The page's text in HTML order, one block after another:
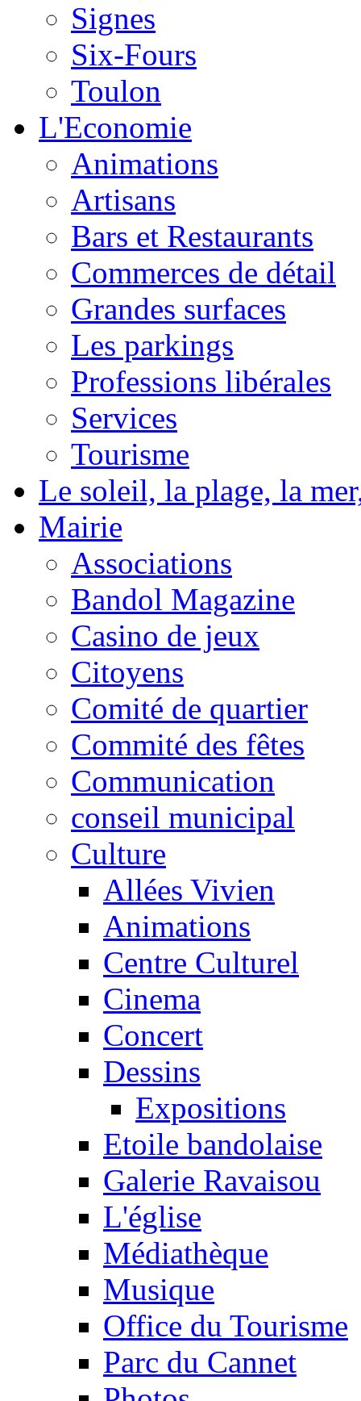
Signes
Six-Fours
Toulon
L'Economie
Animations
Artisans
Bars et Restaurants
Commerces de détail
Grandes surfaces
Les parkings
Professions libérales
Services
Tourisme
Le soleil, la plage, la
Mairie
Associations
Bandol Magazine
Casino de jeux
Citoyens
Comité de quartier
Commité des fêtes
Communication
conseil municipal
Culture
Allées Vivien
Animations
Centre Culturel
Cinema
Concert
Dessins
Expositions
Etoile bandolaise
Galerie Ravaisou
L'église
Médiathèque
Musique
Office du Tourisme
Parc du Cannet